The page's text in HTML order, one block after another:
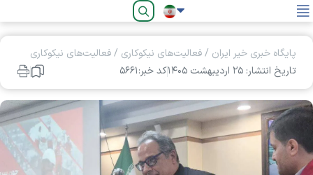
فارسی
پایگاه خبری خیر ایران /فعالیت‌های نیکوکاری /فعالیت‌های نیکوکاری
تاریخ انتشار: ۲۵ ارديبهشت ۱۴۰۵
کد خبر:۵۶۶۱